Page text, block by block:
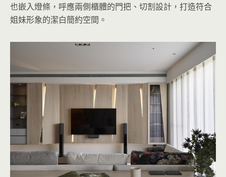
也嵌入燈條，呼應兩側櫃體的門把、切割設計，打造符合
姐妹形象的潔白簡約空間。